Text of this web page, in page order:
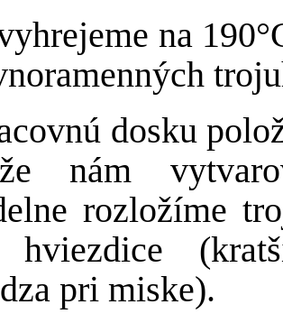
na
dosku
nám
rozložíme
hviezdice
pri miske).